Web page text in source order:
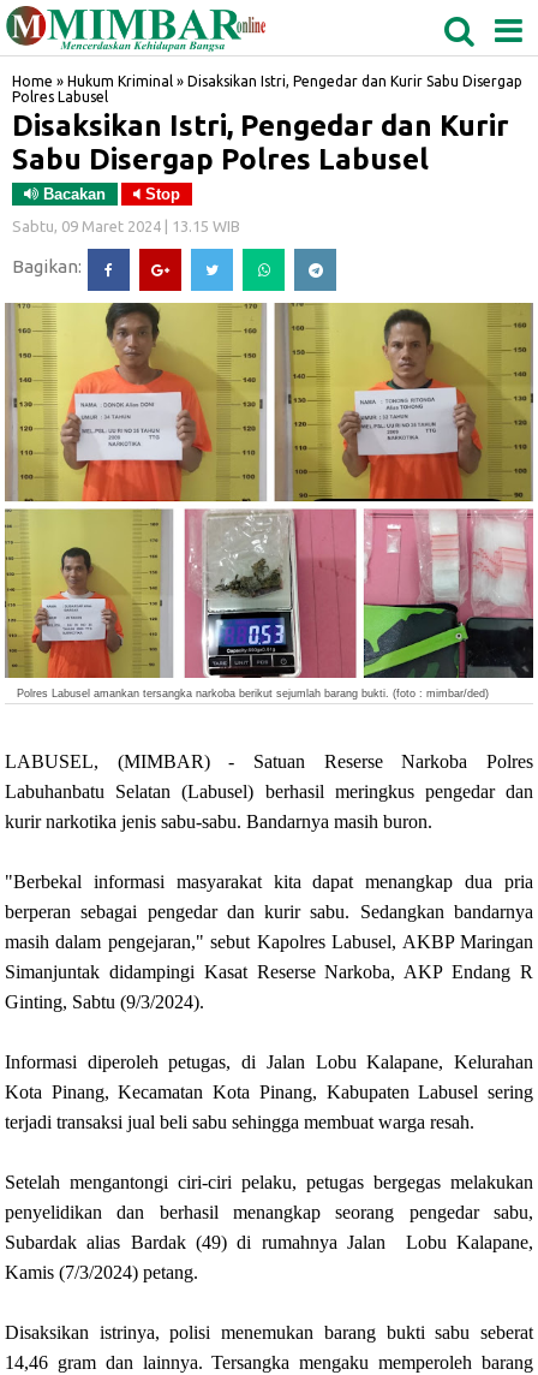
BIDANGRO
Home » Hukum Kriminal » Disaksikan Istri, Pengedar dan Kurir Sabu Disergap
Polres Labusel
Disaksikan Istri, Pengedar dan Kurir
Sabu Disergap Polres Labusel
Bacakan Stop
Sabtu, 09 Maret 2024 | 13.15 WIB
Bagikan:
Polres Labusel amankan tersangka narkoba berikut sejumlah barang bukti. (foto : mimbar/ded)
LABUSEL, (MIMBAR) - Satuan Reserse Narkoba Polres
Labuhanbatu Selatan (Labusel) berhasil meringkus pengedar dan
kurir narkotika jenis sabu-sabu. Bandarnya masih buron.
"Berbekal informasi masyarakat kita dapat menangkap dua pria
berperan sebagai pengedar dan kurir sabu. Sedangkan bandarnya
masih dalam pengejaran," sebut Kapolres Labusel, AKBP Maringan
Simanjuntak didampingi Kasat Reserse Narkoba, AKP Endang R
Ginting, Sabtu (9/3/2024).
Informasi diperoleh petugas, di Jalan Lobu Kalapane, Kelurahan
Kota Pinang, Kecamatan Kota Pinang, Kabupaten Labusel sering
terjadi transaksi jual beli sabu sehingga membuat warga resah.
Setelah mengantongi ciri-ciri pelaku, petugas bergegas melakukan
penyelidikan dan berhasil menangkap seorang pengedar sabu,
Subardak alias Bardak (49) di rumahnya Jalan Lobu Kalapane,
Kamis (7/3/2024) petang.
Disaksikan istrinya, polisi menemukan barang bukti sabu seberat
14,46 gram dan lainnya. Tersangka mengaku memperoleh barang